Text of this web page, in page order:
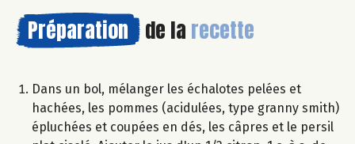
Préparation de la recette
Dans un bol, mélanger les échalotes pelées et
hachées, les pommes (acidulées, type granny smith)
épluchées et coupées en dés, les câpres et le persil